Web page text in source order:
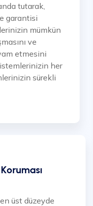
tutarak,
garantisi
mümkün
ve
etmesini
her
sürekli
üst düzeyde